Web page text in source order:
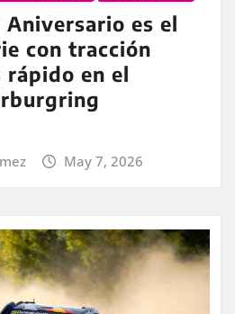
Aniversario es el
con tracción
rápido en el
May 7, 2026